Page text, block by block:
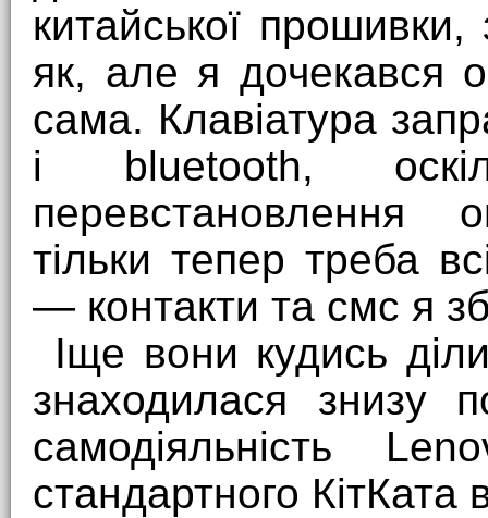
китайської
як, але я дочекався
сама. Клавіатура
і bluetooth,
перевстановлення
тільки тепер треба
— контакти та смс я
Іще вони кудись
знаходилася знизу
самодіяльність
стандартного КітКата